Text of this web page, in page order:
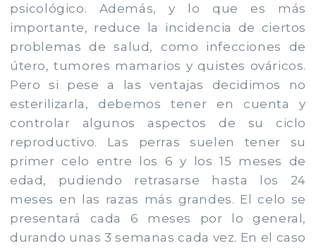
psicológico. Además, y lo que es más
importante, reduce la incidencia de ciertos
problemas de salud, como infecciones de
útero, tumores mamarios y quistes ováricos.
Pero si pese a las ventajas decidimos no
esterilizarla, debemos tener en cuenta y
controlar algunos aspectos de su ciclo
reproductivo. Las perras suelen tener su
primer celo entre los 6 y los 15 meses de
edad, pudiendo retrasarse hasta los 24
meses en las razas más grandes. El celo se
presentará cada 6 meses por lo general,
durando unas 3 semanas cada vez. En el caso